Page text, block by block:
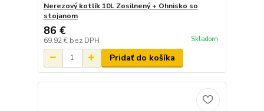
Nerezový kotlík 10L Zosilnený + Ohnisko so
stojanom
86 €
69,92 € bez DPH Skladom
Pridať do košíka